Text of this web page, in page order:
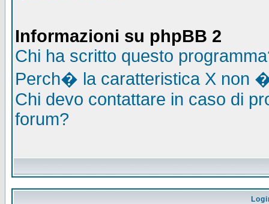
Informazioni su phpBB 2
Chi ha scritto questo
Perch� la caratteristica X non
Chi devo contattare in caso di
forum?